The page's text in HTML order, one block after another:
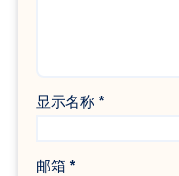
显示名称 *
邮箱 *